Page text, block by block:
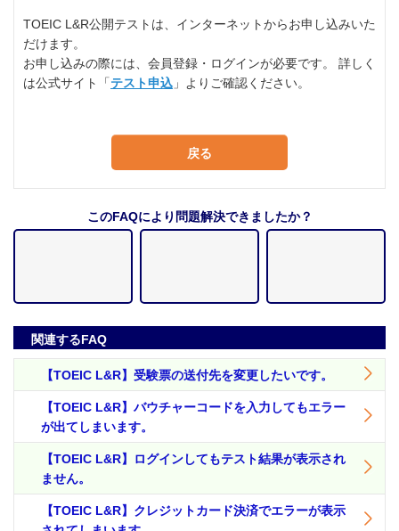
TOEIC L&R公開テストは、インターネットからお申し込みいた
だけます。
お申し込みの際には、会員登録・ログインが必要です。 詳しく
は公式サイト「テスト申込 」よりご確認ください。
戻る
このFAQにより問題解決できましたか？
関連するFAQ
【TOEIC L&R】受験票の送付先を変更したいです。
【TOEIC L&R】バウチャーコードを入力してもエラー
が出てしまいます。
【TOEIC L&R】ログインしてもテスト結果が表示され
ません。
【TOEIC L&R】クレジットカード決済でエラーが表示